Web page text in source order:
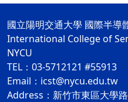
國立陽明交通大學 國際半導
International College of
NYCU
TEL：03-5712121 #55913
Email：icst@nycu.edu.tw
Address：新竹市東區大學